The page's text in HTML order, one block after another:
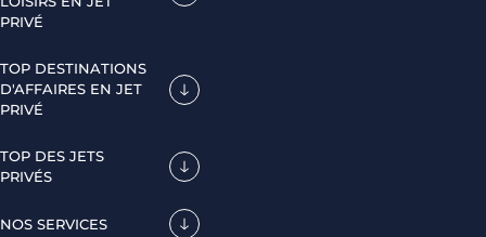
PRIVÉ
TOP DESTINATIONS
D'AFFAIRES EN JET
PRIVÉ
TOP DES JETS
PRIVÉS
NOS SERVICES